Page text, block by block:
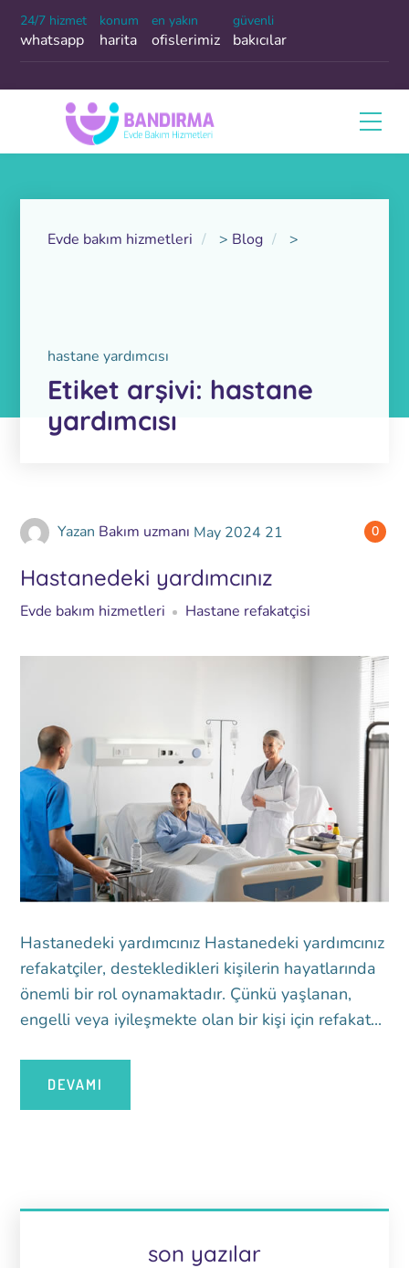
24/7 hizmet
whatsapp
konum
harita
en yakın
ofislerimiz
güvenli
bakıcılar
Evde bakım hizmetleri > Blog >
hastane yardımcısı
Etiket arşivi: hastane
yardımcısı
0
Yazan Bakım uzmanı May 2024 21
Hastanedeki yardımcınız
Evde bakım hizmetleri Hastane refakatçisi
Hastanedeki yardımcınız Hastanedeki yardımcınız
refakatçiler, destekledikleri kişilerin hayatlarında
önemli bir rol oynamaktadır. Çünkü yaşlanan,
engelli veya iyileşmekte olan bir kişi için refakat...
DEVAMI
son yazılar